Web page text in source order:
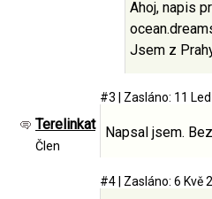
Ahoj, napis
Jsem z
Terelinkat
Člen
#3 Zasláno: 11
Napsal jsem.
#4 Zasláno: 6 Kvě